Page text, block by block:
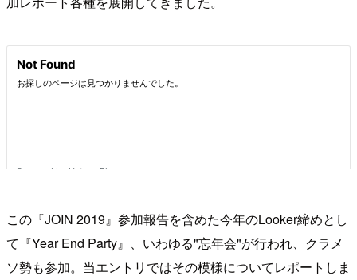
この『JOIN 2019』参加報告を含めた今年のLooker締めとし
て『Year End Party』、いわゆる"忘年会"が行われ、クラメ
ソ勢も参加。当エントリではその模様についてレポートしま